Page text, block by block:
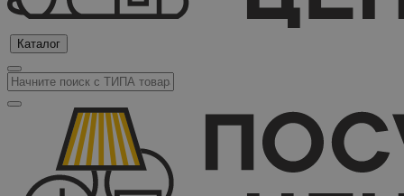
Каталог